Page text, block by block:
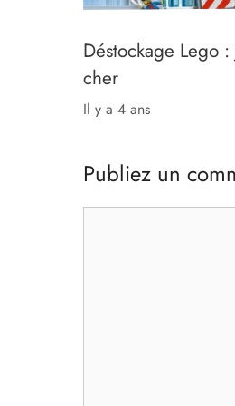
Déstockage Lego
cher
il y a 4 ans
Publiez un